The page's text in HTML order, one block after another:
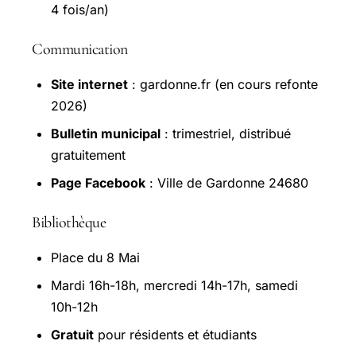
4 fois/an)
Communication
Site internet : gardonne.fr (en cours refonte
2026)
Bulletin municipal : trimestriel, distribué
gratuitement
Page Facebook : Ville de Gardonne 24680
Bibliothèque
Place du 8 Mai
Mardi 16h-18h, mercredi 14h-17h, samedi
10h-12h
Gratuit pour résidents et étudiants